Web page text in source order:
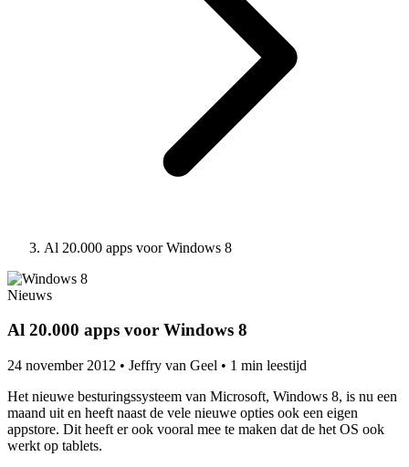
Al 20.000 apps voor Windows 8
Nieuws
Al 20.000 apps voor Windows 8
24 november 2012 • Jeffry van Geel • 1 min leestijd
Het nieuwe besturingssysteem van Microsoft, Windows 8, is nu een
maand uit en heeft naast de vele nieuwe opties ook een eigen
appstore. Dit heeft er ook vooral mee te maken dat de het OS ook
werkt op tablets.